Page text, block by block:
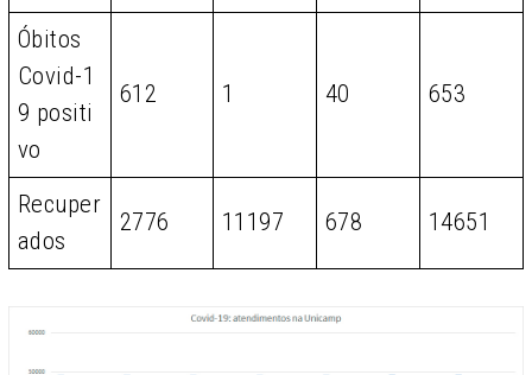
Óbitos
Covid-1
9 positi
vo
612 1 40 653
Recuper
ados
2776 11197 678 14651